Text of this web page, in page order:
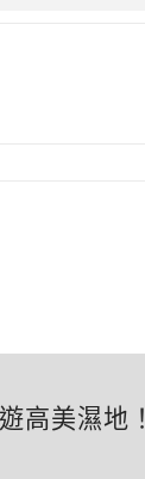
高美濕地！